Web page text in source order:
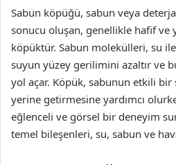
Sabun köpüğü, sabun veya
sonucu oluşan, genellikle hafif ve
köpüktür. Sabun molekülleri, su
suyun yüzey gerilimini azaltır ve
yol açar. Köpük, sabunun etkili
yerine getirmesine yardımcı
eğlenceli ve görsel bir deneyim
temel bileşenleri, su, sabun ve